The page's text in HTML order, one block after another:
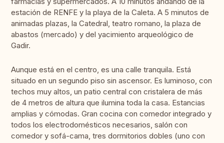
estación de RENFE y la playa de la Caleta. A 5 minutos de
animadas plazas, la Catedral, teatro romano, la plaza de
abastos (mercado) y del yacimiento arqueológico de
Gadir.
Aunque está en el centro, es una calle tranquila. Está
situado en un segundo piso sin ascensor. Es luminoso, con
techos muy altos, un patio central con cristalera de más
de 4 metros de altura que ilumina toda la casa. Estancias
amplias y cómodas. Gran cocina con comedor integrado y
todos los electrodomésticos necesarios, salón con
comedor y sofá-cama, tres dormitorios dobles (uno con